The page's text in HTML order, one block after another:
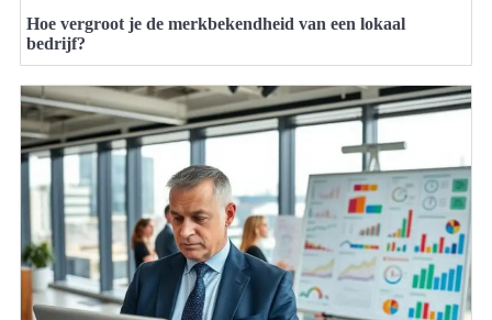
Hoe vergroot je de merkbekendheid van een lokaal
bedrijf?